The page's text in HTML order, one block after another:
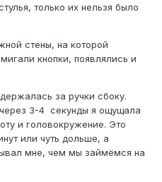
только их нельзя было
стены, на которой
кнопки, появлялись и
за ручки сбоку.
3-4 секунды я ощущала
и головокружение. Это
или чуть дольше, а
мне, чем мы займёмся на